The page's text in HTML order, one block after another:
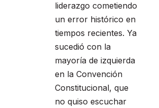
liderazgo cometiendo
un error histórico en
tiempos recientes. Ya
sucedió con la
mayoría de izquierda
en la Convención
Constitucional, que
no quiso escuchar